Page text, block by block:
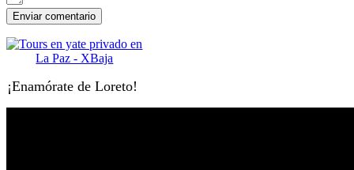
¡Enamórate de Loreto!